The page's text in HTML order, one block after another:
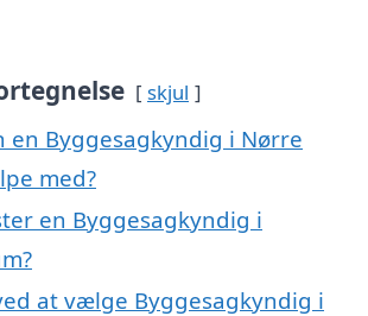
skjul
en Byggesagkyndig i Nørre
med?
en Byggesagkyndig i
at vælge Byggesagkyndig i